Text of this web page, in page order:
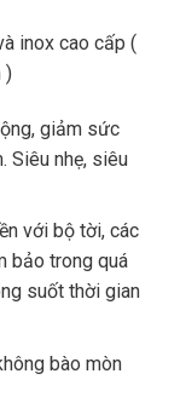
inox cao cấp (
)
giảm sức
Siêu nhẹ, siêu
với bộ tời, các
bảo trong quá
suốt thời gian
bào mòn